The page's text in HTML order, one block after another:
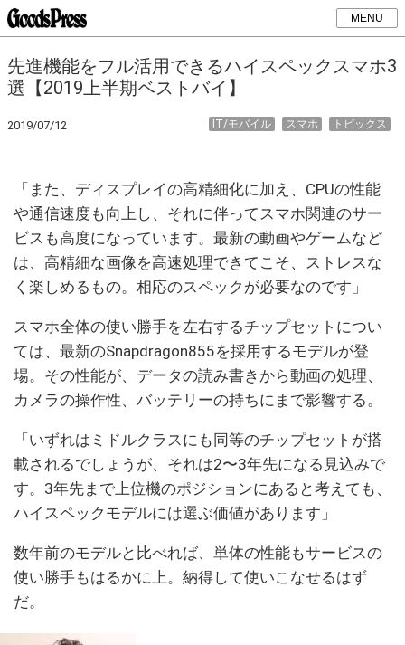
MENU
先進機能をフル活用できるハイスペックスマホ3
選【2019上半期ベストバイ】
2019/07/12 トピックス
スマホ
IT/モバイル
「また、ディスプレイの高精細化に加え、CPUの性能
や通信速度も向上し、それに伴ってスマホ関連のサー
ビスも高度になっています。最新の動画やゲームなど
は、高精細な画像を高速処理できてこそ、ストレスな
く楽しめるもの。相応のスペックが必要なのです」
スマホ全体の使い勝手を左右するチップセットについ
ては、最新のSnapdragon855を採用するモデルが登
場。その性能が、データの読み書きから動画の処理、
カメラの操作性、バッテリーの持ちにまで影響する。
「いずれはミドルクラスにも同等のチップセットが搭
載されるでしょうが、それは2〜3年先になる見込みで
す。3年先まで上位機のポジションにあると考えても、
ハイスペックモデルには選ぶ価値があります」
数年前のモデルと比べれば、単体の性能もサービスの
使い勝手もはるかに上。納得して使いこなせるはず
だ。